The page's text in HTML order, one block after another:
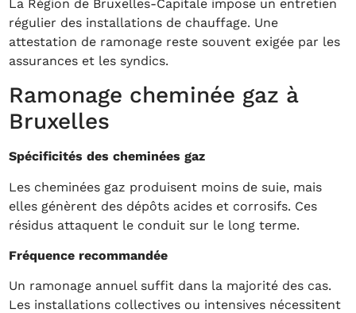
La Région de Bruxelles-Capitale impose un entretien
régulier des installations de chauffage. Une
attestation de ramonage reste souvent exigée par les
assurances et les syndics.
Ramonage cheminée gaz à
Bruxelles
Spécificités des cheminées gaz
Les cheminées gaz produisent moins de suie, mais
elles génèrent des dépôts acides et corrosifs. Ces
résidus attaquent le conduit sur le long terme.
Fréquence recommandée
Un ramonage annuel suffit dans la majorité des cas.
Les installations collectives ou intensives nécessitent